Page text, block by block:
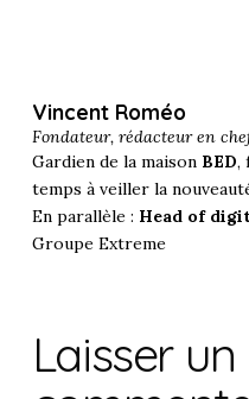
Vincent Roméo
Fondateur, rédacteur en
Gardien de la maison BED,
temps à veiller la
En parallèle : Head of
Groupe Extreme
Laisser un